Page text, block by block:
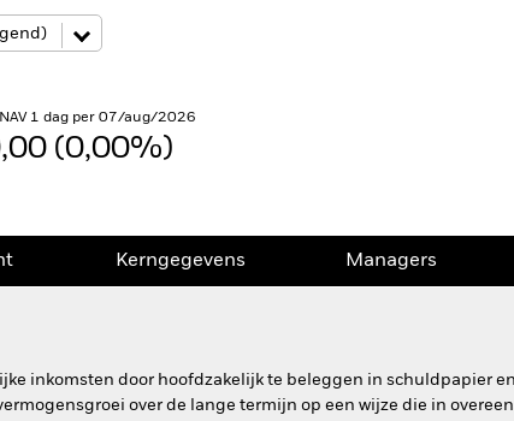
1 dag per 07/aug/2026
(0,00%)
Kerngegevens Managers
inkomsten door hoofdzakelijk te beleggen in schuldpapier
over de lange termijn op een wijze die in